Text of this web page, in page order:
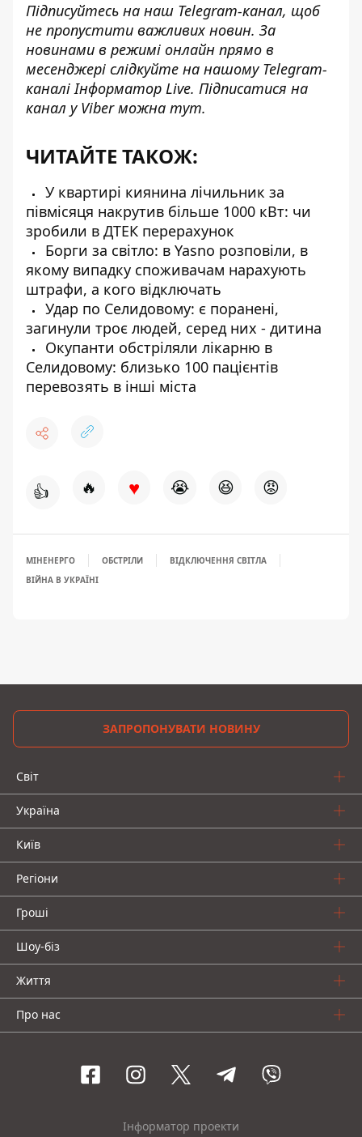
Підписуйтесь на наш Telegram-канал, щоб
не пропустити важливих новин. За
новинами в режимі онлайн прямо в
месенджері слідкуйте на нашому Telegram-
каналіІнформатор Live. Підписатися на
канал у Viber можна тут.
ЧИТАЙТЕ ТАКОЖ:
У квартирі киянина лічильник за
півмісяця накрутив більше 1000 кВт: чи
зробили в ДТЕК перерахунок
Борги за світло: в Yasno розповіли, в
якому випадку споживачам нарахують
штрафи, а кого відключать
Удар по Селидовому: є поранені,
загинули троє людей, серед них - дитина
Окупанти обстріляли лікарню в
Селидовому: близько 100 пацієнтів
перевозять в інші міста
👍 🔥 ♥ 😭 😆 😡
МІНЕНЕРГО ОБСТРІЛИ
ВІДКЛЮЧЕННЯ СВІТЛА
ВІЙНА В УКРАЇНІ
ЗАПРОПОНУВАТИ НОВИНУ
Світ
Україна
Київ
Регіони
Гроші
Шоу-біз
Життя
Про нас
Інформатор проекти